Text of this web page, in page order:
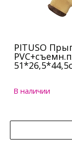
PITUSO
В наличии